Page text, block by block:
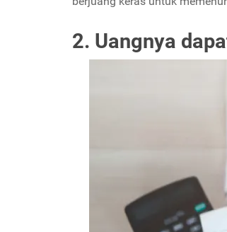
2. Uangnya